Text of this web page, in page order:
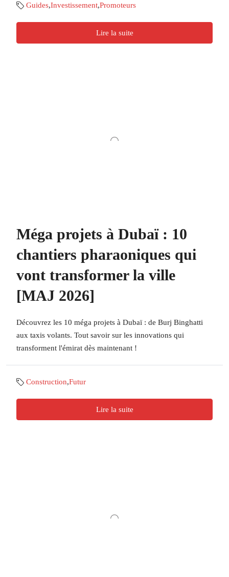
Guides,Investissement,Promoteurs
Lire la suite
Méga projets à Dubaï : 10
chantiers pharaoniques qui
vont transformer la ville
[MAJ 2026]
Découvrez les 10 méga projets à Dubaï : de Burj Binghatti
aux taxis volants. Tout savoir sur les innovations qui
transforment l'émirat dès maintenant !
Construction,Futur
Lire la suite